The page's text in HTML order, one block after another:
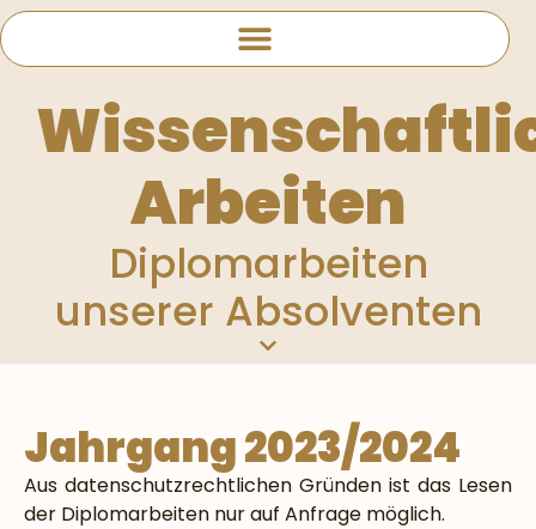
Arbeiten
Diplomarbeiten
unserer Absolventen
Jahrgang 2023/2024
Aus datenschutzrechtlichen Gründen ist das Lesen
der Diplomarbeiten nur auf Anfrage möglich.